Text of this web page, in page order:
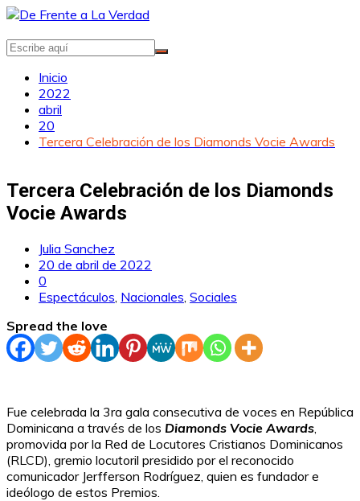
Saltar
contenido
Inicio
2022
abril
20
Tercera Celebración de los Diamonds Vocie Awards
Tercera Celebración de los Diamonds
Vocie Awards
Julia Sanchez
20 de abril de 2022
0
Espectáculos Nacionales Sociales
Spread the love
Fue celebrada la 3ra gala consecutiva de voces en República
Dominicana a través de los Diamonds Vocie Awards
promovida por la Red de Locutores Cristianos Dominicanos
(RLCD), gremio locutoril presidido por el reconocido
comunicador Jerfferson Rodríguez, quien es fundador e
ideólogo de estos Premios.